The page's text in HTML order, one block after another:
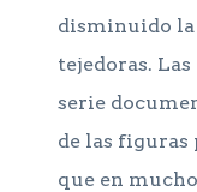
disminuido la
tejedoras.
serie
de las figuras
que en